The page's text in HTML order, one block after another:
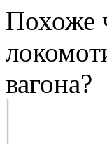
Похоже
вагона?